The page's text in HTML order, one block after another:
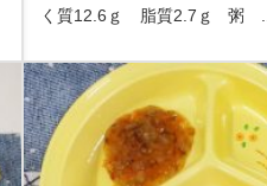
く質12.6ｇ 脂質2.7ｇ 粥 ...